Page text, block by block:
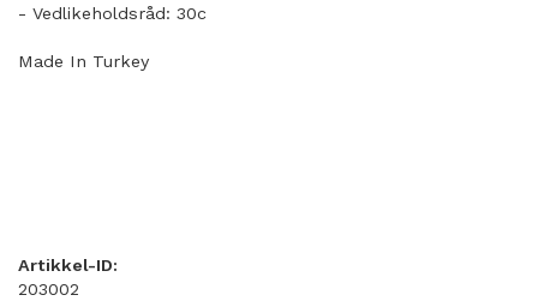
- Vedlikeholdsråd: 30c
Made In Turkey
Artikkel-ID:
203002